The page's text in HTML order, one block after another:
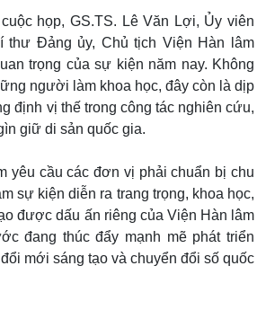
họp, GS.TS. Lê Văn Lợi, Ủy viên
thư Đảng ủy, Chủ tịch Viện Hàn lâm
trọng của sự kiện năm nay. Không
người làm khoa học, đây còn là dịp
định vị thế trong công tác nghiên cứu,
giữ di sản quốc gia.
yêu cầu các đơn vị phải chuẩn bị chu
sự kiện diễn ra trang trọng, khoa học,
được dấu ấn riêng của Viện Hàn lâm
đang thúc đẩy mạnh mẽ phát triển
mới sáng tạo và chuyển đổi số quốc